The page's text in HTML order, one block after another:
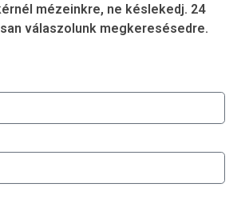
mézeinkre, ne késlekedj. 24
válaszolunk megkeresésedre.